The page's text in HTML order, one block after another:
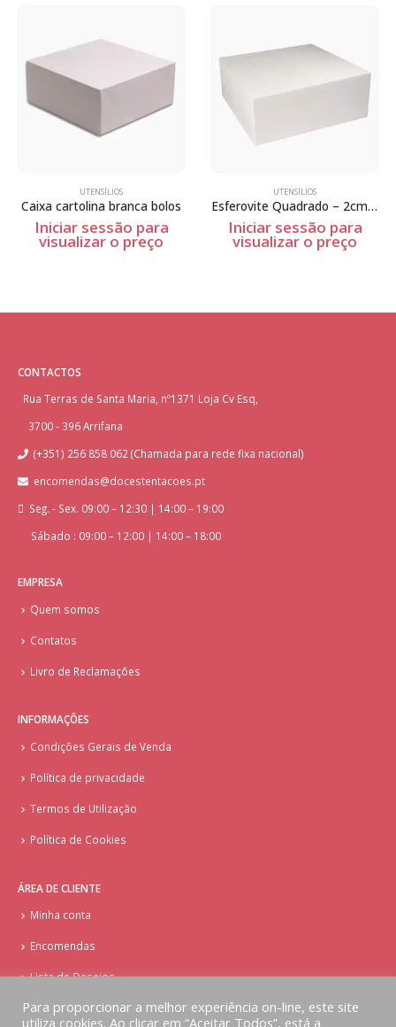
UTENSÍLIOS
Caixa cartolina branca bolos
Iniciar sessão para
visualizar o preço
UTENSÍLIOS
Esferovite Quadrado – 2cm Espessura
Iniciar sessão para
visualizar o preço
CONTACTOS
Rua Terras de Santa Maria, nº1371 Loja Cv Esq,
3700 - 396 Arrifana
(+351) 256 858 062 (Chamada para rede fixa nacional)
encomendas@docestentacoes.pt
Seg. - Sex. 09:00 – 12:30 | 14:00 – 19:00
Sábado : 09:00 – 12:00 | 14:00 – 18:00
EMPRESA
Quem somos
Contatos
Livro de Reclamações
INFORMAÇÕES
Condições Gerais de Venda
Política de privacidade
Termos de Utilização
Política de Cookies
ÁREA DE CLIENTE
Minha conta
Encomendas
Lista de Desejos
Para proporcionar a melhor experiência on-line, este site
utiliza cookies. Ao clicar em “Aceitar Todos”, está a